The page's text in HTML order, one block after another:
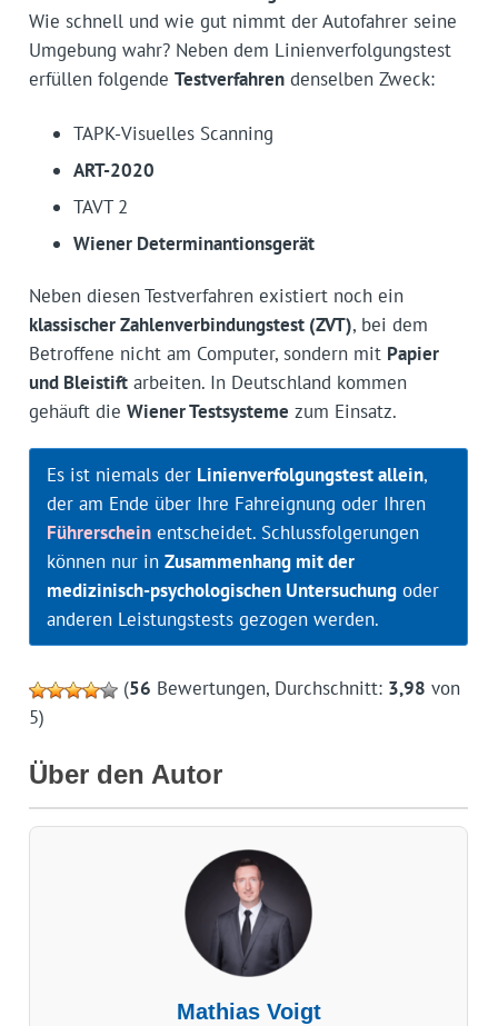
Wie schnell und wie gut nimmt der Autofahrer seine
Umgebung wahr? Neben dem Linienverfolgungstest
erfüllen folgende Testverfahrendenselben Zweck:
TAPK-Visuelles Scanning
ART-2020
TAVT 2
Wiener Determinantionsgerät
Neben diesen Testverfahren existiert noch ein
klassischer Zahlenverbindungstest (ZVT), bei dem
Betroffene nicht am Computer, sondern mit Papier
und Bleistiftarbeiten. In Deutschland kommen
gehäuft die Wiener Testsysteme zum Einsatz.
Es ist niemals der Linienverfolgungstest allein,
der am Ende über Ihre Fahreignung oder Ihren
Führerscheinentscheidet. Schlussfolgerungen
können nur in Zusammenhang mit der
medizinisch-psychologischen Untersuchungoder
anderen Leistungstests gezogen werden.
(56 Bewertungen, Durchschnitt: 3,98 von
5)
Über den Autor
Mathias Voigt